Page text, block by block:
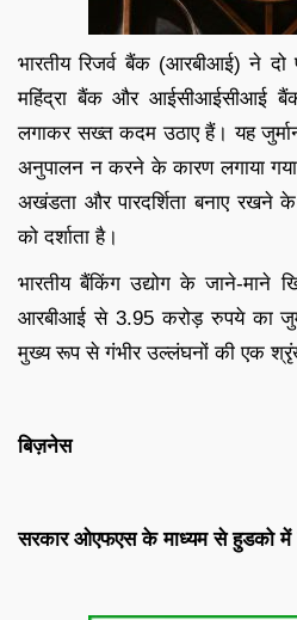
भारतीय रिजर्व बैंक (आरबीआई) ने
महिंद्रा बैंक और आईसीआईसीआई बैंक
लगाकर सख्त कदम उठाए हैं। यह
अनुपालन न करने के कारण लगाया गया
अखंडता और पारदर्शिता बनाए रखने
को दर्शाता है।
भारतीय बैंकिंग उद्योग के जाने-माने
आरबीआई से 3.95 करोड़ रुपये का
मुख्य रूप से गंभीर उल्लंघनों की एक
बिज़नेस
सरकार ओएफएस के माध्यम से हुडको में